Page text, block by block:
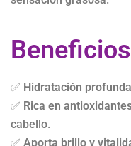
✅ Hidratación
✅ Rica en
cabello.
✅ Aporta brillo y